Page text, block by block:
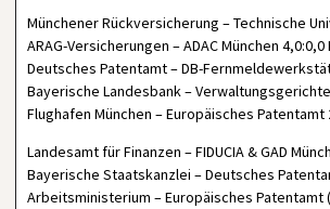
Münchener Rückversicherung – Technische
ARAG-Versicherungen – ADAC München 4,0:0,0
Deutsches Patentamt – DB-
Bayerische Landesbank –
Flughafen München – Europäisches Patentamt
Landesamt für Finanzen – FIDUCIA & GAD
Bayerische Staatskanzlei – Deutsches
Arbeitsministerium – Europäisches Patentamt